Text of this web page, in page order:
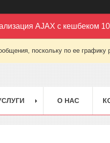
AJAX с кешбеком
поскольку по ее
О НАС